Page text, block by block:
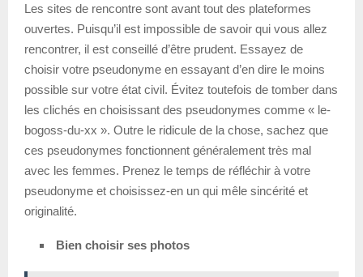
Les sites de rencontre sont avant tout des plateformes
ouvertes. Puisqu’il est impossible de savoir qui vous allez
rencontrer, il est conseillé d’être prudent. Essayez de
choisir votre pseudonyme en essayant d’en dire le moins
possible sur votre état civil. Évitez toutefois de tomber dans
les clichés en choisissant des pseudonymes comme « le-
bogoss-du-xx ». Outre le ridicule de la chose, sachez que
ces pseudonymes fonctionnent généralement très mal
avec les femmes. Prenez le temps de réfléchir à votre
pseudonyme et choisissez-en un qui mêle sincérité et
originalité.
Bien choisir ses photos